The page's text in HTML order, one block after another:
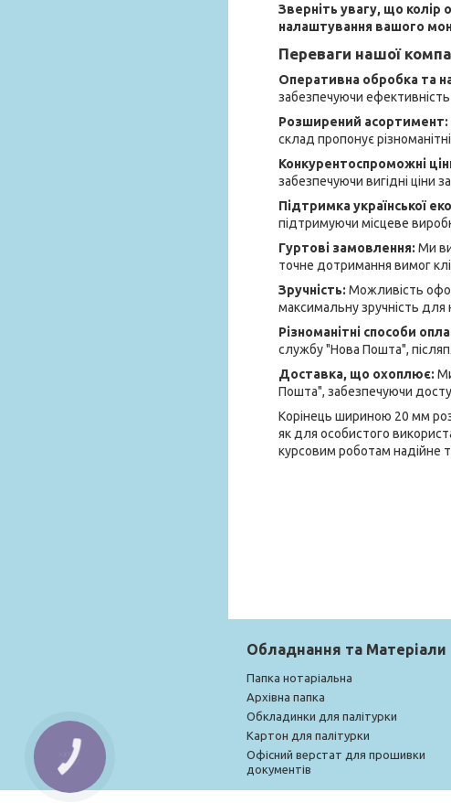
Зверніть увагу, що колір
налаштування вашого
Переваги нашої
Оперативна обробка та
забезпечуючи
Розширений асортимент:
склад пропонує
Конкурентоспроможні
забезпечуючи вигідні ціни
Підтримка української
підтримуючи місцеве
Гуртові замовлення: Ми
точне дотримання вимог
Зручність: Можливість
максимальну зручність для
Різноманітні способи
службу "Нова Пошта",
Доставка, що охоплює:
Пошта", забезпечуючи
Корінець шириною 20 мм
як для особистого
курсовим роботам надійне
Обладнання та Матеріали
Папка нотаріальна
Архівна папка
Обкладинки для палітурки
Картон для палітурки
Офісний верстат для прошивки
документів